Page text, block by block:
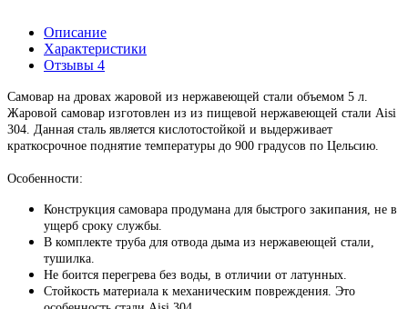
Описание
Характеристики
Отзывы 4
Самовар на дровах жаровой из нержавеющей стали объемом 5 л.
Жаровой самовар изготовлен из из пищевой нержавеющей стали Аisi
304. Данная сталь является кислотостойкой и выдерживает
краткосрочное поднятие температуры до 900 градусов по Цельсию.
Особенности:
Конструкция самовара продумана для быстрого закипания, не в
ущерб сроку службы.
В комплекте труба для отвода дыма из нержавеющей стали,
тушилка.
Не боится перегрева без воды, в отличии от латунных.
Стойкость материала к механическим повреждения. Это